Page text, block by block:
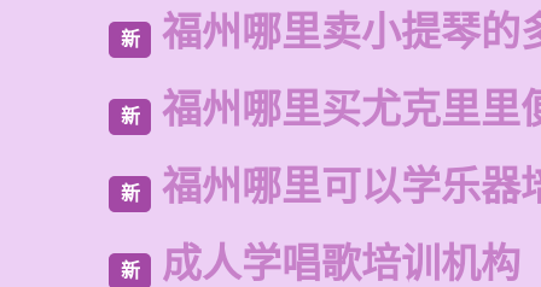
新 福州哪里卖小提琴的
新 福州哪里买尤克里里
新 福州哪里可以学乐器
新 成人学唱歌培训机构